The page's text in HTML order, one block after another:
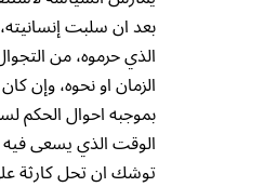
بعد ان سلبت
الذي حرموه، من
الزمان او نحوه، وإن
بموجبه احوال الحكم
الوقت الذي يسعى فيه
توشك ان تحل كارثة